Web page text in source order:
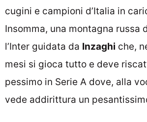
cugini e campioni d’Italia in
Insomma, una montagna russa
l’Inter guidata da Inzaghi che,
mesi si gioca tutto e deve
pessimo in Serie A dove, alla
vede addirittura un